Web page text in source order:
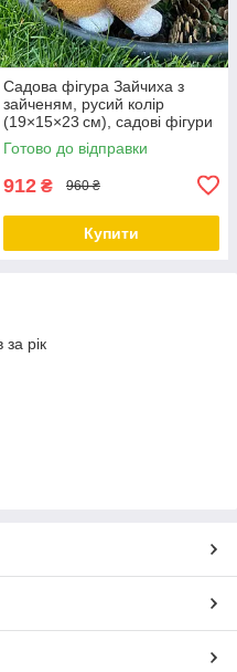
Садова фігура Зайчиха з
зайченям, русий колір
(19×15×23 см), садові фігури
з полістоуну, садово-паркові
фігури
Готово до відправки
912 ₴ 960 ₴
Купити
за рік